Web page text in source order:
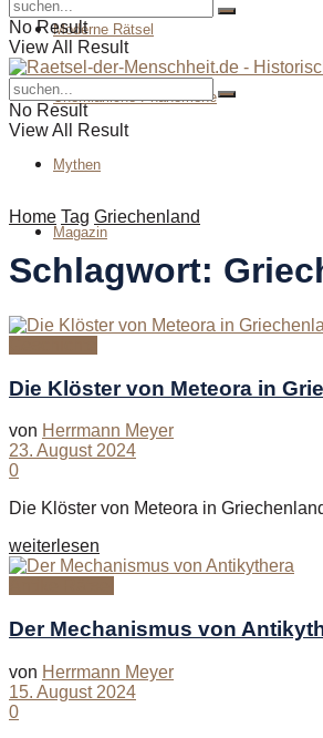
Moderne Rätsel
Unerklärliche Phänomene
Mythen
Magazin
No Result
View All Result
No Result
View All Result
Home Tag Griechenland
Schlagwort:
Die Klöster von Meteora in
von Herrmann Meyer
23. August 2024
0
Die Klöster von Meteora in
weiterlesen
Der Mechanismus von
von Herrmann Meyer
15. August 2024
0